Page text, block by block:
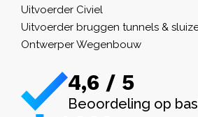
Uitvoerder Civiel
Uitvoerder bruggen tunnels &
Ontwerper Wegenbouw
4,6 / 5
Beoordeling op